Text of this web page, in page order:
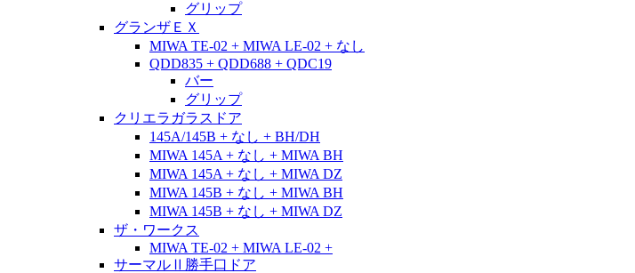
グリップ
グランザＥＸ
MIWA TE-02 + MIWA LE-02 + なし
QDD835 + QDD688 + QDC19
バー
グリップ
クリエラガラスドア
145A/145B + なし + BH/DH
MIWA 145A + なし + MIWA BH
MIWA 145A + なし + MIWA DZ
MIWA 145B + なし + MIWA BH
MIWA 145B + なし + MIWA DZ
ザ・ワークス
MIWA TE-02 + MIWA LE-02 +
サーマルⅡ勝手口ドア